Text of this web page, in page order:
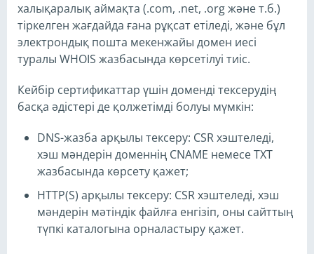
халықаралық аймақта (.com, .net, .org және т.б.)
тіркелген жағдайда ғана рұқсат етіледі, және бұл
электрондық пошта мекенжайы домен иесі
туралы WHOIS жазбасында көрсетілуі тиіс.
Кейбір сертификаттар үшін доменді тексерудің
басқа әдістері де қолжетімді болуы мүмкін:
DNS-жазба арқылы тексеру: CSR хэштеледі,
хэш мәндерін доменнің CNAME немесе TXT
жазбасында көрсету қажет;
HTTP(S) арқылы тексеру: CSR хэштеледі, хэш
мәндерін мәтіндік файлға енгізіп, оны сайттың
түпкі каталогына орналастыру қажет.